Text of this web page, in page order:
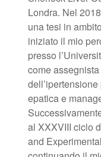
Londra. Nel
una tesi in
iniziato il mio
presso
come
epatica e
al XXXVIII ciclo
and